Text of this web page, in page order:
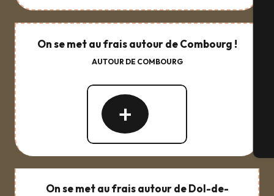
On se met au frais autour de Combourg !
AUTOUR DE COMBOURG
On se met au frais autour de Dol-de-